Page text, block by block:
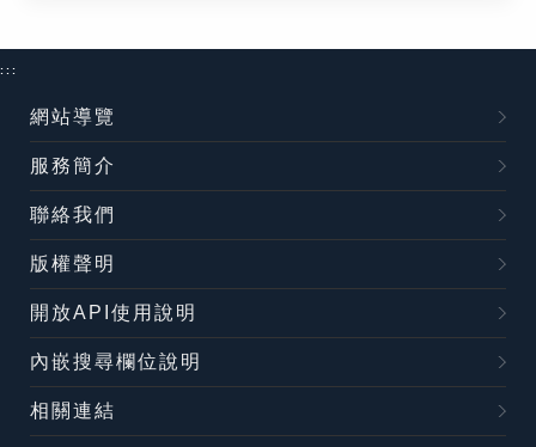
:::
網站導覽
服務簡介
聯絡我們
版權聲明
開放API使用說明
內嵌搜尋欄位說明
相關連結